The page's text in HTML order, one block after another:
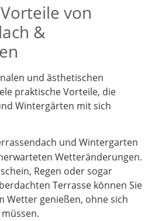
von
&
und ästhetischen
praktische Vorteile, die
Wintergärten mit sich
und Wintergarten
Wetteränderungen.
Regen oder sogar
Terrasse können Sie
Wetter genießen, ohne sich